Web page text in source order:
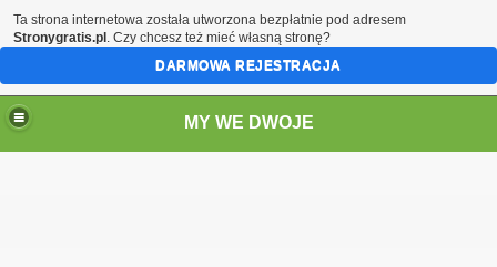
MY WE DWOJE
Ta strona internetowa została utworzona bezpłatnie pod adresem
Stronygratis.pl . Czy chcesz też mieć własną stronę?
DARMOWA REJESTRACJA